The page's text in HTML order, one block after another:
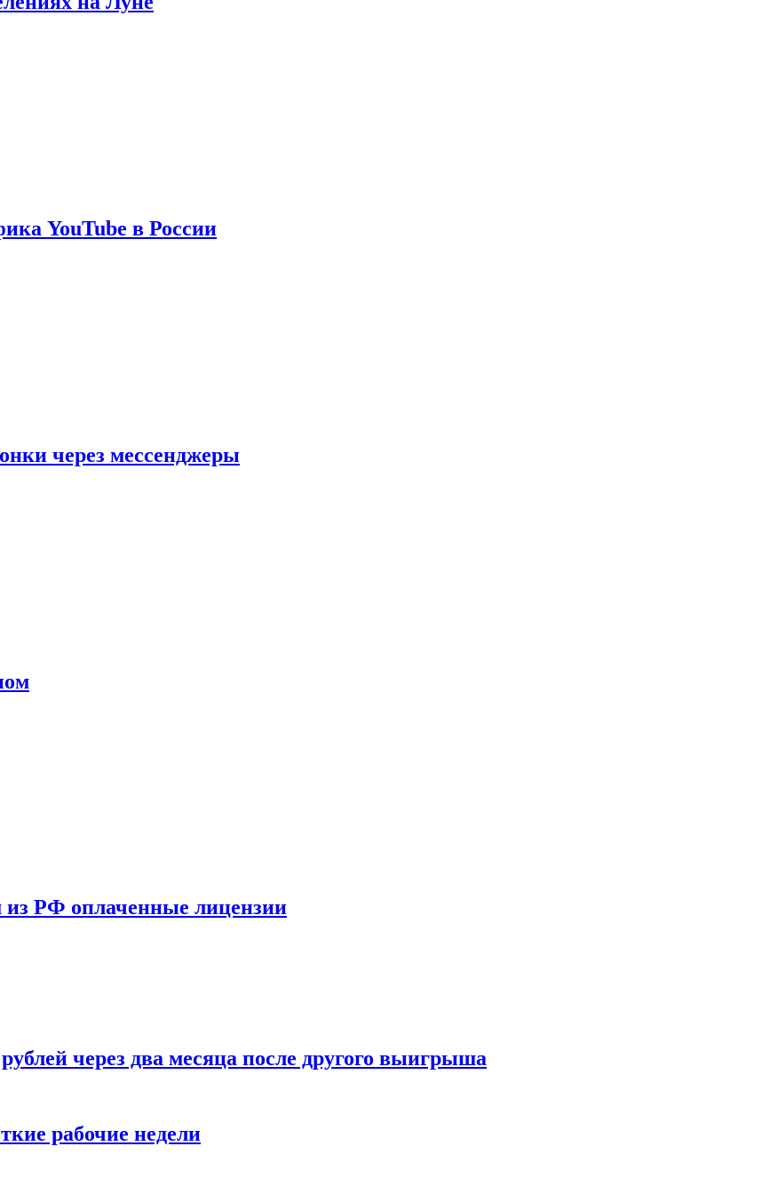
YouTube в России
через мессенджеры
из РФ оплаченные лицензии
через два месяца после другого выигрыша
рабочие недели